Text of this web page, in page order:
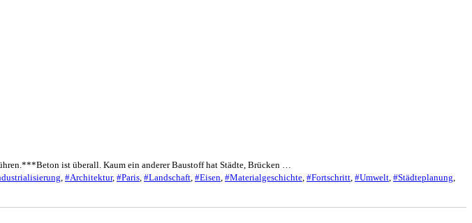
ist überall. Kaum ein anderer Baustoff hat Städte, Brücken …
, #Architektur, #Paris, #Landschaft, #Eisen, #Materialgeschichte, #Fortschritt, #Umwelt, #Städteplanung,